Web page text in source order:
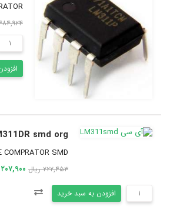
۴۸۴,۹۲۴
smd org
COMPRATOR SMD
۲۲۲,۴۵۳ ریال ۲۰۷,۹۰۰ ریال
افزودن به سبد خرید